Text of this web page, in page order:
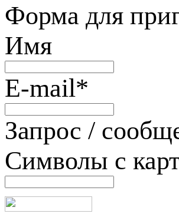
Форма для
Имя
E-mail*
Запрос /
Символы с